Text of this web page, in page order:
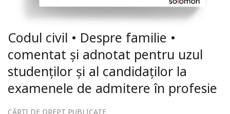
Codul civil • Despre familie •
comentat și adnotat pentru uzul
studenților și al candidaților la
examenele de admitere în profesie
CĂRȚI DE DREPT PUBLICATE